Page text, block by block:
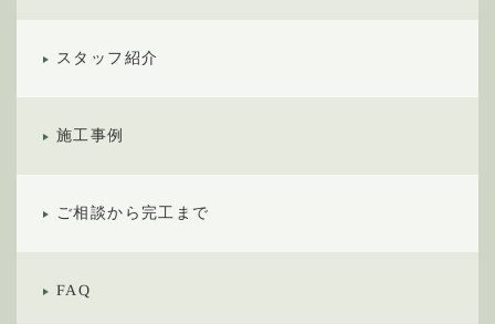
は、委託者が個人情報を入手した際、本人の同意を得
■法令及びその他の規範について
の他の規範を遵守し、本方針の継続的改善に努めま
スタッフ紹介
施工事例
ご相談から完工まで
FAQ